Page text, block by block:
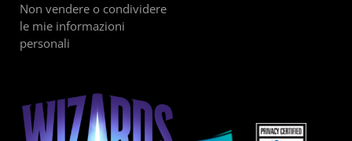
Non vendere o condividere
le mie informazioni
personali